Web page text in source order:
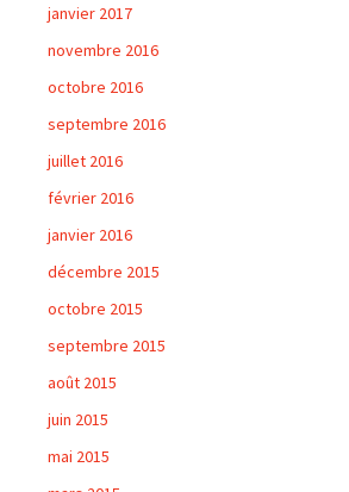
janvier 2017
novembre 2016
octobre 2016
septembre 2016
juillet 2016
février 2016
janvier 2016
décembre 2015
octobre 2015
septembre 2015
août 2015
juin 2015
mai 2015